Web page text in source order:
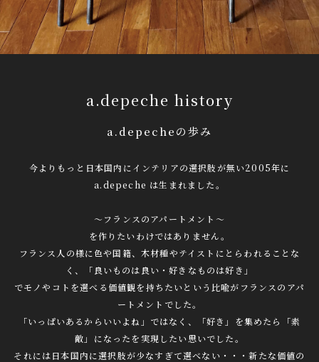
a.depeche history
a.depecheの歩み
今よりもっと日本国内にインテリアの選択肢が無い2005年に
a.depeche は生まれました。
〜フランスのアパートメント〜
を作りたいわけではありません。
フランス人の様に色や国籍、木材種やテイストにとらわれることな
く、「良いものは良い・好きなものは好き」
でモノやコトを選べる価値観を持ちたいという比喩がフランスのアパ
ートメントでした。
「いっぱいあるからいいよね」ではなく、「好き」を集めたら「素
敵」になったを実現したい思いでした。
それには日本国内に選択肢が少なすぎて選べない・・・新たな価値の